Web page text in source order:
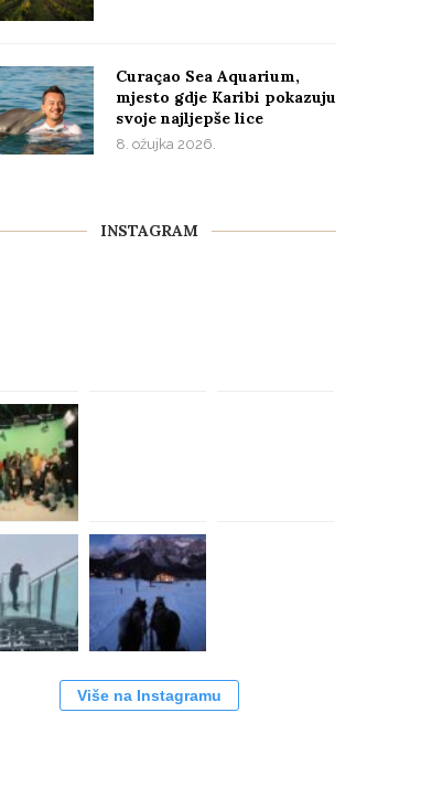
Curaçao Sea Aquarium,
mjesto gdje Karibi pokazuju
svoje najljepše lice
8. ožujka 2026.
INSTAGRAM
Više na Instagramu